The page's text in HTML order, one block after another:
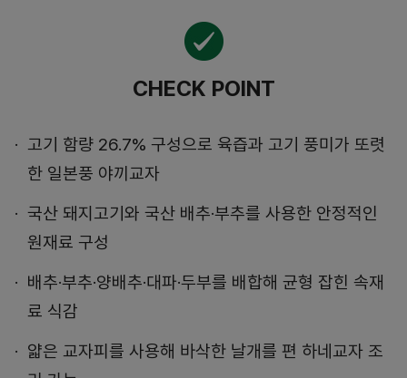
CHECK POINT
고기 함량 26.7% 구성으로 육즙과 고기 풍미가 또렷
한 일본풍 야끼교자
국산 돼지고기와 국산 배추·부추를 사용한 안정적인
원재료 구성
배추·부추·양배추·대파·두부를 배합해 균형 잡힌 속재
료 식감
얇은 교자피를 사용해 바삭한 날개를 편 하네교자 조